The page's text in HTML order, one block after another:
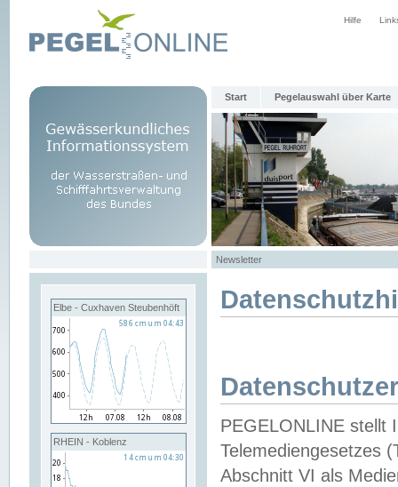
Hilfe
Start Pegelauswahl über Karte
Newsletter
Elbe - Cuxhaven Steubenhöft
RHEIN - Koblenz
PEGELONLINE stellt
Telemediengesetzes
Abschnitt VI als